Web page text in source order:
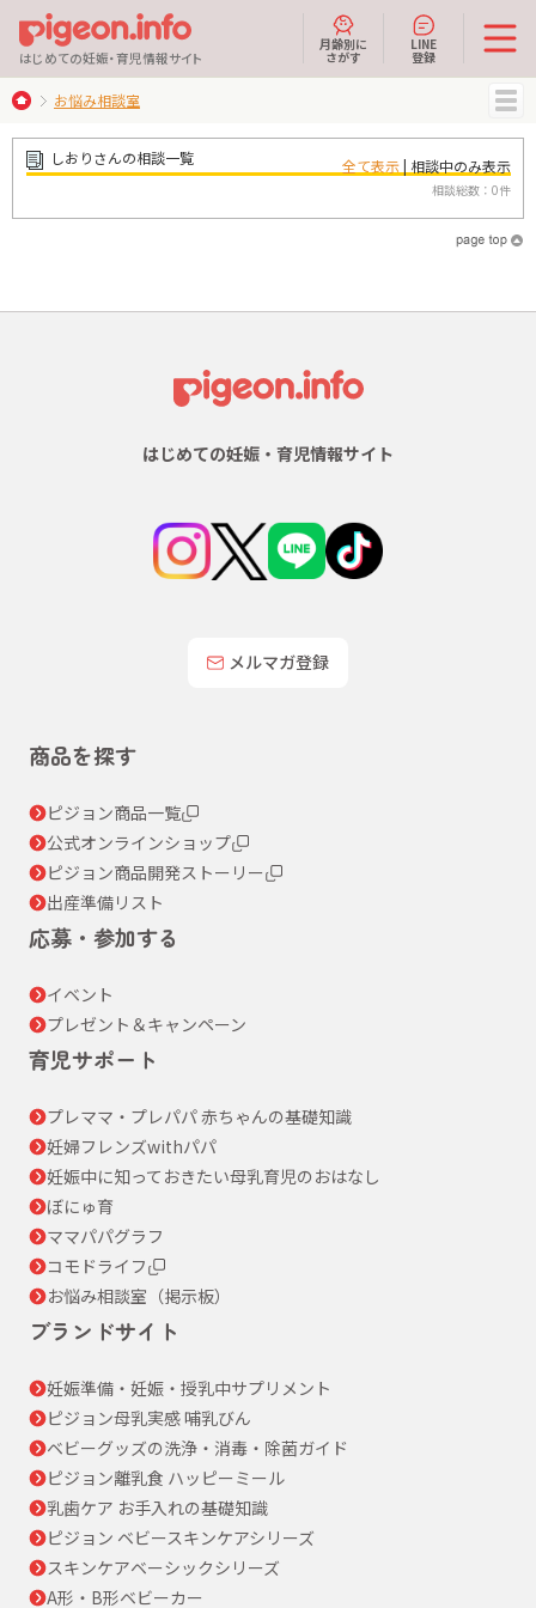
はじめての妊娠・育児情報サイト
月齢別に
さがす
LINE
登録
MENU
お悩み相談室
しおりさんの相談一覧 全て表示| 相談中のみ表示
相談総数：0件
はじめての妊娠・育児情報サイト
メルマガ登録
商品を探す
ピジョン商品一覧
公式オンラインショップ
ピジョン商品開発ストーリー
出産準備リスト
応募・参加する
イベント
プレゼント＆キャンペーン
育児サポート
プレママ・プレパパ 赤ちゃんの基礎知識
妊婦フレンズwithパパ
妊娠中に知っておきたい母乳育児のおはなし
ぼにゅ育
ママパパグラフ
コモドライフ
お悩み相談室（掲示板）
ブランドサイト
妊娠準備・妊娠・授乳中サプリメント
ピジョン母乳実感 哺乳びん
ベビーグッズの洗浄・消毒・除菌ガイド
ピジョン離乳食 ハッピーミール
乳歯ケア お手入れの基礎知識
ピジョン ベビースキンケアシリーズ
スキンケアベーシックシリーズ
A形・B形ベビーカー